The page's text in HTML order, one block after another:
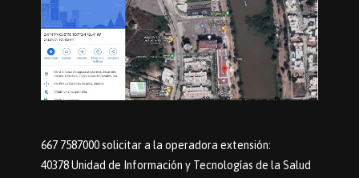
667 7587000 solicitar a la operadora extensión:
40378 Unidad de Información y Tecnologías de la Salud